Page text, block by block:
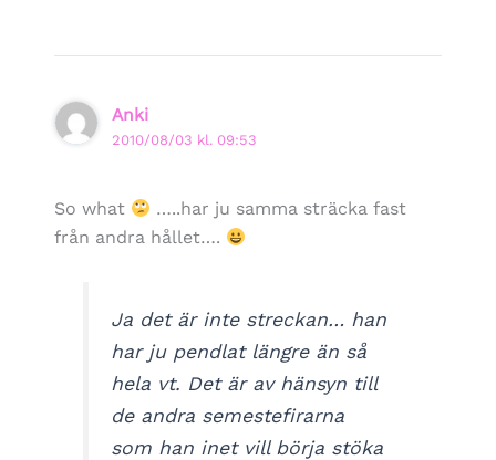
Anki
2010/08/03 kl. 09:53
So what
…..har ju samma sträcka fast
från andra hållet….
Ja det är inte streckan… han
har ju pendlat längre än så
hela vt. Det är av hänsyn till
de andra semestefirarna
som han inet vill börja stöka